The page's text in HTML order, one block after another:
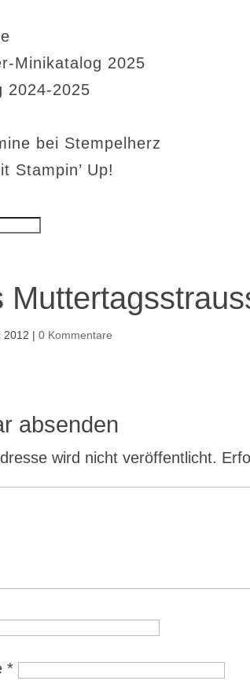
Minikatalog 2025
2024-2025
bei Stempelherz
Stampin’ Up!
2012 |0 Kommentare
absenden
wird nicht veröffentlicht.
*